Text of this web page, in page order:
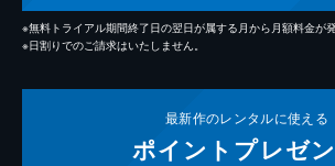
※無料トライアル期間終了日の翌日が属する月から月額料金が発
※日割りでのご請求はいたしません。
最新作のレンタルに使える
ポイント プレゼ